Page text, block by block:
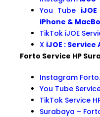
You Tube
iPhone &
TikTok iJOE
X iJOE :
Forto Service HP
Instagram
You Tube
TikTok Service
Surabaya –